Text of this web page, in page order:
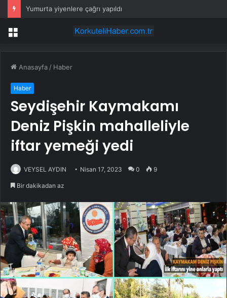
Yumurta yiyenlere çağrı yapıldı
Menü
Anasayfa / Haber
Haber
Seydişehir Kaymakamı
Deniz Pişkin mahalleliyle
iftar yemeği yedi
VEYSEL AYDIN Nisan 17, 2023 0 9
Bir dakikadan az